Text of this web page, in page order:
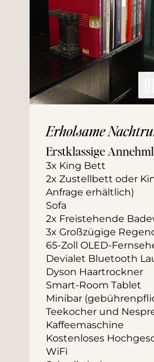
Erholsame
Erstklassige
3x King Bett
2x Zustellbett oder
Anfrage erhältlich)
Sofa
2x Freistehende
3x Großzügige
65-Zoll OLED-
Devialet Bluetooth
Dyson Haartrockner
Smart-Room Tablet
Minibar
Teekocher und
Kaffeemaschine
Kostenloses
WiFi